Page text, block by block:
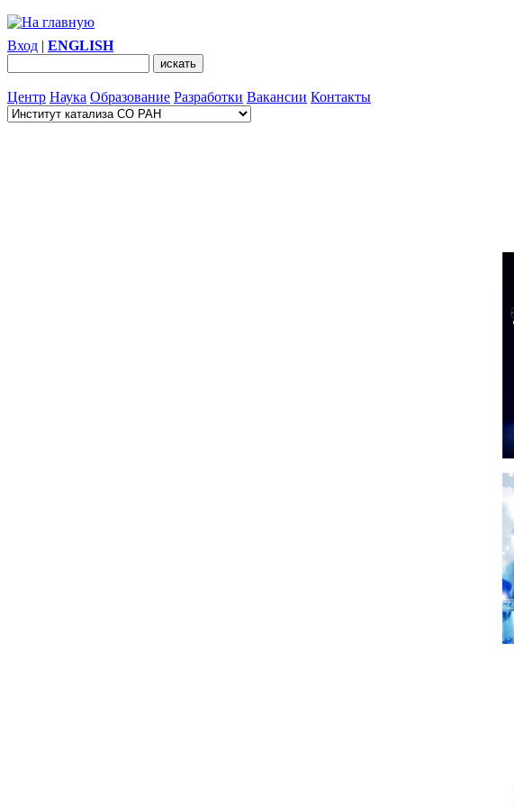
Вход | ENGLISH
Центр Наука Образование Разработки Вакансии Контакты